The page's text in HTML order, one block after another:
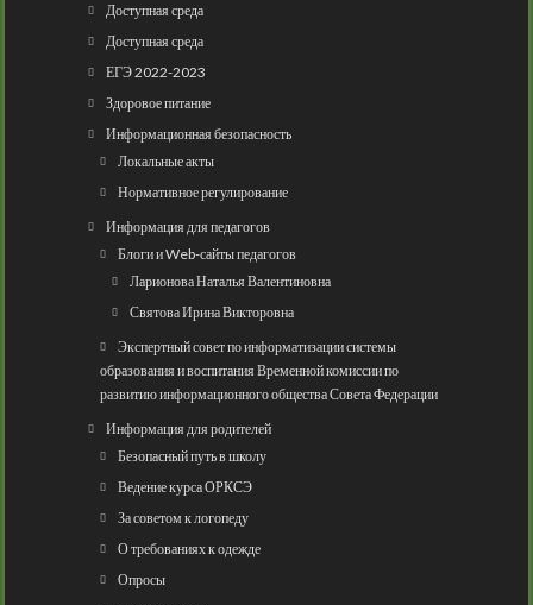
Доступная среда
Доступная среда
ЕГЭ 2022-2023
Здоровое питание
Информационная безопасность
Локальные акты
Нормативное регулирование
Информация для педагогов
Блоги и Web-сайты педагогов
Ларионова Наталья Валентиновна
Святова Ирина Викторовна
Экспертный совет по информатизации системы
образования и воспитания Временной комиссии по
развитию информационного общества Совета Федерации
Информация для родителей
Безопасный путь в школу
Ведение курса ОРКСЭ
За советом к логопеду
О требованиях к одежде
Опросы